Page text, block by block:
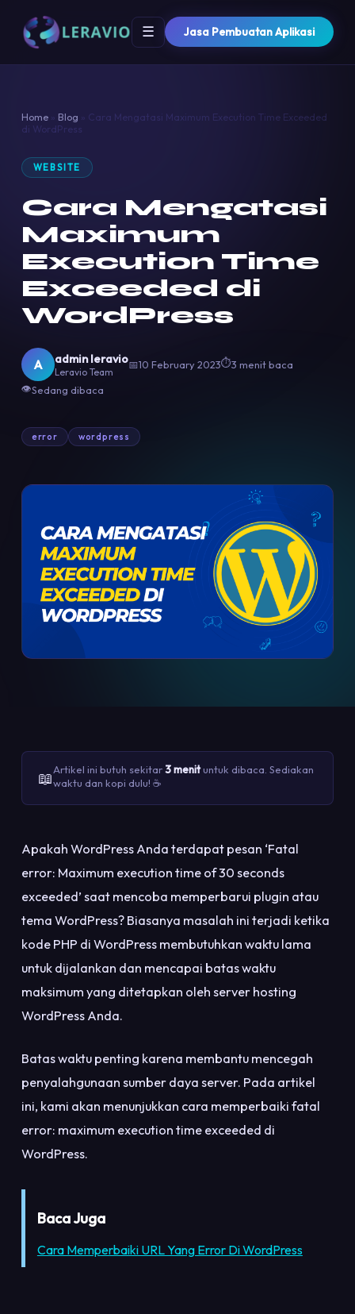
☰ Jasa Pembuatan Aplikasi
Home» Blog » Cara Mengatasi Maximum Execution Time Exceeded
di WordPress
WEBSITE
Cara Mengatasi
Maximum
Execution Time
Exceeded di
WordPress
A admin leravio
Leravio Team
📅10 February 2023⏱3 menit baca
👁Sedang dibaca
error wordpress
📖Artikel ini butuh sekitar3 menituntuk dibaca. Sediakan
waktu dan kopi dulu! ☕
Apakah WordPress Anda terdapat pesan ‘Fatal
error: Maximum execution time of 30 seconds
exceeded’ saat mencoba memperbarui plugin atau
tema WordPress? Biasanya masalah ini terjadi ketika
kode PHP di WordPress membutuhkan waktu lama
untuk dijalankan dan mencapai batas waktu
maksimum yang ditetapkan oleh server hosting
WordPress Anda.
Batas waktu penting karena membantu mencegah
penyalahgunaan sumber daya server. Pada artikel
ini, kami akan menunjukkan cara memperbaiki fatal
error: maximum execution time exceeded di
WordPress.
Baca Juga
Cara Memperbaiki URL Yang Error Di WordPress